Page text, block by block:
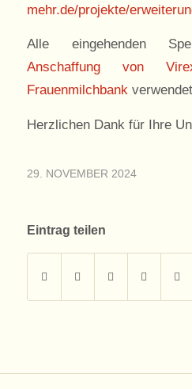
mehr.de/projekte/
Alle eingehenden
Anschaffung von
Frauenmilchbank
Herzlichen Dank für Ihre
29. NOVEMBER 2024
Eintrag teilen